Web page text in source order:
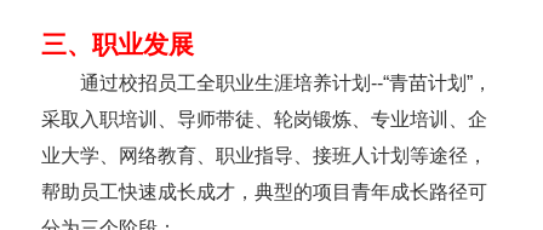
三、职业发展
通过校招员工全职业生涯培养计划--“青苗计划”，
采取入职培训、导师带徒、轮岗锻炼、专业培训、企
业大学、网络教育、职业指导、接班人计划等途径，
帮助员工快速成长成才，典型的项目青年成长路径可